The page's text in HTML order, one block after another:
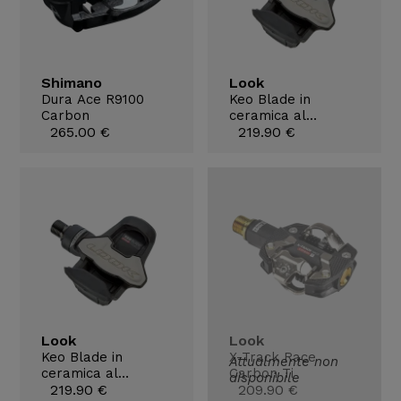
Shimano
Dura Ace R9100
Carbon
265.00 €
Look
Keo Blade in
ceramica al
carbonio
219.90 €
Look
Keo Blade in
ceramica al
carbonio
219.90 €
Look
X-Track Race
Carbon Ti
209.90 €
Attualmente non
disponibile